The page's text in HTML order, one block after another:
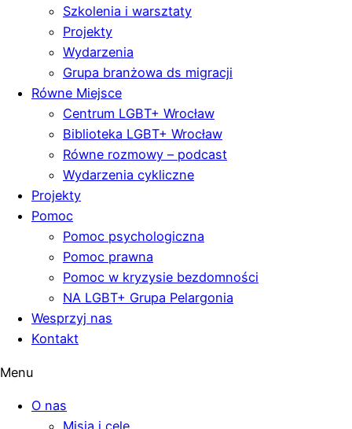
Szkolenia i warsztaty
Projekty
Wydarzenia
Grupa branżowa ds migracji
Równe Miejsce
Centrum LGBT+ Wrocław
Biblioteka LGBT+ Wrocław
Równe rozmowy – podcast
Wydarzenia cykliczne
Projekty
Pomoc
Pomoc psychologiczna
Pomoc prawna
Pomoc w kryzysie bezdomności
NA LGBT+ Grupa Pelargonia
Wesprzyj nas
Kontakt
Menu
O nas
Misja i cele